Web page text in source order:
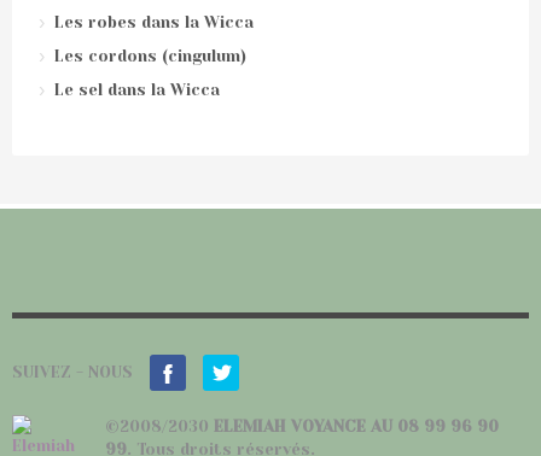
Les robes dans la Wicca
Les cordons (cingulum)
Le sel dans la Wicca
SUIVEZ - NOUS
©2008/2030 ELEMIAH VOYANCE AU 08 99 96 90
99. Tous droits réservés.